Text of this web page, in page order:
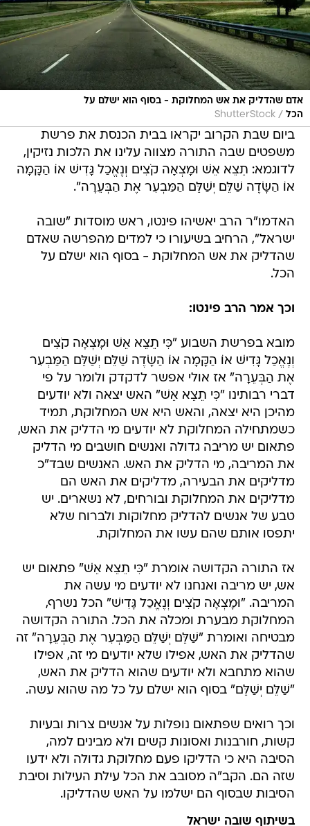
אדם שהדליק את אש המחלוקת - בסוף הוא ישלם על
הכל /
ShutterStock
ביום שבת הקרוב יקראו בבית הכנסת את פרשת
משפטים שבה התורה מצווה עלינו את הלכות נזיקין,
לדוגמא: תֵצֵא אֵשׁ וּמָצְאָה קֹצִים וְנֶאֱכַל גָּדִישׁ אוֹ הַקָּמָה
אוֹ הַשָּׂדֶה שַׁלֵּם יְשַׁלֵּם הַמַּבְעִר אֶת הַבְּעֵרָה".
האדמו"ר הרב יאשיהו פינטו, ראש מוסדות "שובה
ישראל", הרחיב בשיעורו כי למדים מהפרשה שאדם
שהדליק את אש המחלוקת - בסוף הוא ישלם על
הכל.
וכך אמר הרב פינטו:
מובא בפרשת השבוע "כִּי תֵצֵא אֵשׁ וּמָצְאָה קֹצִים
וְנֶאֱכַל גָּדִישׁ אוֹ הַקָּמָה אוֹ הַשָּׂדֶה שַׁלֵּם יְשַׁלֵּם הַמַּבְעִר
אֶת הַבְּעֵרָה" אז אולי אפשר לדקדק ולומר על פי
דברי רבותינו "כִּי תֵצֵא אֵשׁ" האש יצאה ולא יודעים
מהיכן היא יצאה, והאש היא אש המחלוקת, תמיד
כשמתחילה המחלוקת לא יודעים מי הדליק את האש,
פתאום יש מריבה גדולה ואנשים חושבים מי הדליק
את המריבה, מי הדליק את האש. האנשים שבד"כ
מדליקים את הבעירה, מדליקים את האש הם
מדליקים את המחלוקת ובורחים, לא נשארים. יש
טבע של אנשים להדליק מחלוקות ולברוח שלא
יתפסו אותם שהם עשו את המחלוקת.
אז התורה הקדושה אומרת "כִּי תֵצֵא אֵשׁ" פתאום יש
אש, יש מריבה ואנחנו לא יודעים מי עשה את
המריבה. "וּמָצְאָה קֹצִים וְנֶאֱכַל גָּדִישׁ" הכל נשרף,
המחלוקת מבערת ומכלה את הכל. התורה הקדושה
מבטיחה ואומרת "שַׁלֵּם יְשַׁלֵּם הַמַּבְעִר אֶת הַבְּעֵרָה" זה
שהדליק את האש, אפילו שלא יודעים מי זה, אפילו
שהוא מתחבא ולא יודעים שהוא הדליק את האש,
"שַׁלֵּם יְשַׁלֵּם" בסוף הוא ישלם על כל מה שהוא עשה.
וכך רואים שפתאום נופלות על אנשים צרות ובעיות
קשות, חורבנות ואסונות קשים ולא מבינים למה,
הסיבה היא כי הדליקו פעם מחלוקת גדולה ולא ידעו
שזה הם. הקב"ה מסובב את הכל עילת העילות וסיבת
הסיבות שבסוף הם ישלמו על האש שהדליקו.
בשיתוף שובה ישראל